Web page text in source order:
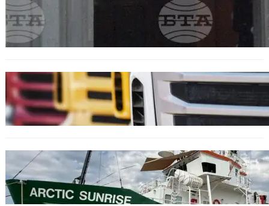
Варна отбелязва 147 години от създаването
на Военноморските сили.
БЪЛГАРИЯ
Нови ограничения за камионите над 12
тона по ключови пътища през август
БЪЛГАРИЯ
Корабът на „Грийнпийс“ пристигна във
Варна с кампания за опазване на Черно
море